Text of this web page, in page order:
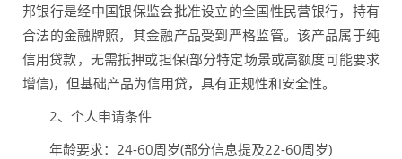
邦银行是经中国银保监会批准设立的全国性民营银行，持有
合法的金融牌照，其金融产品受到严格监管。该产品属于纯
信用贷款，无需抵押或担保(部分特定场景或高额度可能要求
增信)，但基础产品为信用贷，具有正规性和安全性。
2、个人申请条件
年龄要求：24-60周岁(部分信息提及22-60周岁)